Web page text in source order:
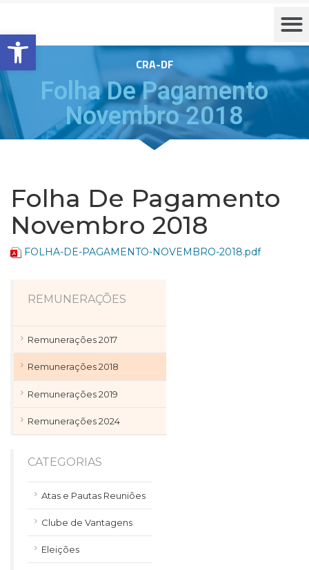
Barra de Ferramentas Aberta
CRA-DF
Folha De Pagamento
Novembro 2018
Folha De Pagamento
Novembro 2018
FOLHA-DE-PAGAMENTO-NOVEMBRO-2018.pdf
REMUNERAÇÕES
Remunerações 2017
Remunerações 2018
Remunerações 2019
Remunerações 2024
CATEGORIAS
Atas e Pautas Reuniões
Clube de Vantagens
Eleições